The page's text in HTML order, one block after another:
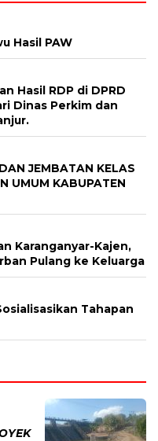
Hasil PAW
Hasil RDP di DPRD
Dinas Perkim dan
JEMBATAN KELAS
UMUM KABUPATEN
Karanganyar-Kajen,
Pulang ke Keluarga
Tahapan